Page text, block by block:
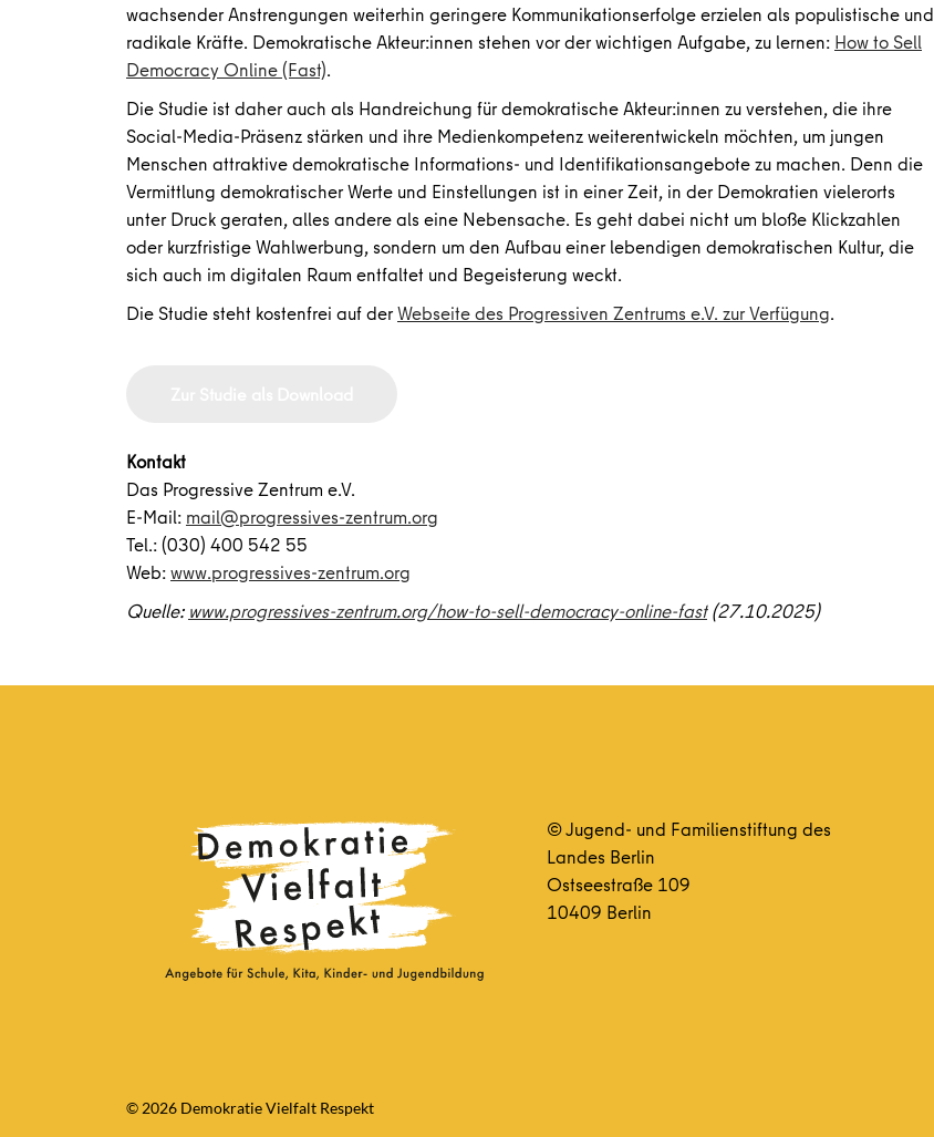
wachsender Anstrengungen weiterhin geringere Kommunikationserfolge erzielen als populistische und
radikale Kräfte. Demokratische Akteur:innen stehen vor der wichtigen Aufgabe, zu lernen: How to Sell
Democracy Online (Fast).
Die Studie ist daher auch als Handreichung für demokratische Akteur:innen zu verstehen, die ihre
Social-Media-Präsenz stärken und ihre Medienkompetenz weiterentwickeln möchten, um jungen
Menschen attraktive demokratische Informations- und Identifikationsangebote zu machen. Denn die
Vermittlung demokratischer Werte und Einstellungen ist in einer Zeit, in der Demokratien vielerorts
unter Druck geraten, alles andere als eine Nebensache. Es geht dabei nicht um bloße Klickzahlen
oder kurzfristige Wahlwerbung, sondern um den Aufbau einer lebendigen demokratischen Kultur, die
sich auch im digitalen Raum entfaltet und Begeisterung weckt.
Die Studie steht kostenfrei auf derWebseite des Progressiven Zentrums e.V. zur Verfügung.
Kontakt
Das Progressive Zentrum e.V.
E-Mail: mail@progressives-zentrum.org
Tel.: (030) 400 542 55
Web:www.progressives-zentrum.org
Quelle: www.progressives-zentrum.org/how-to-sell-democracy-online-fast(27.10.2025)
© Jugend- und Familienstiftung des
Landes Berlin
Ostseestraße 109
10409 Berlin
© 2026 Demokratie Vielfalt Respekt